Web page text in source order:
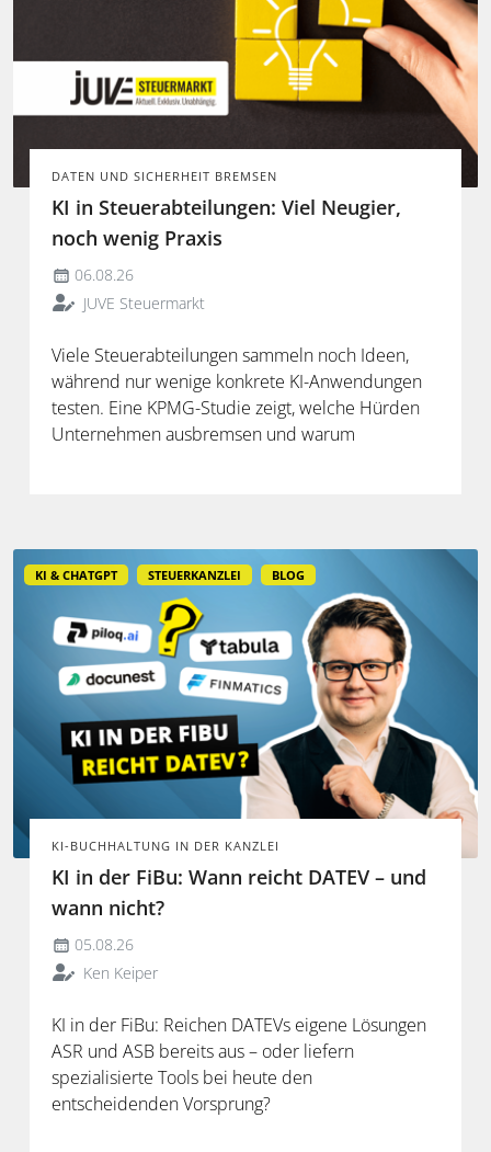
DATEN UND SICHERHEIT BREMSEN
KI in Steuerabteilungen: Viel Neugier,
noch wenig Praxis
06.08.26
JUVE Steuermarkt
Viele Steuerabteilungen sammeln noch Ideen,
während nur wenige konkrete KI-Anwendungen
testen. Eine KPMG-Studie zeigt, welche Hürden
Unternehmen ausbremsen und warum
KI & CHATGPT STEUERKANZLEI BLOG
KI-BUCHHALTUNG IN DER KANZLEI
KI in der FiBu: Wann reicht DATEV – und
wann nicht?
05.08.26
Ken Keiper
KI in der FiBu: Reichen DATEVs eigene Lösungen
ASR und ASB bereits aus – oder liefern
spezialisierte Tools bei heute den
entscheidenden Vorsprung?